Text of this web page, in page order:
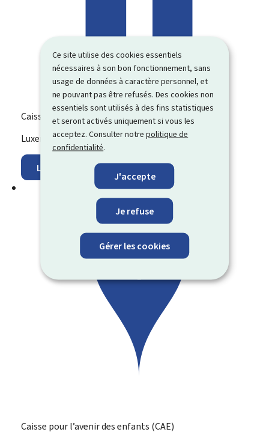
Ce site utilise des cookies essentiels
nécessaires à son bon fonctionnement, sans
usage de données à caractère personnel, et
ne pouvant pas être refusés. Des cookies non
essentiels sont utilisés à des fins statistiques
et seront activés uniquement si vous les
acceptez. Consulter notrepolitique de
confidentialité.
J'accepte
Je refuse
Gérer les cookies
Caisse pour l’avenir des enfants (CAE)
ADRESSE
Luxembourg
Localisez sur la carte
Caisse pour l’avenir des enfants (CAE)